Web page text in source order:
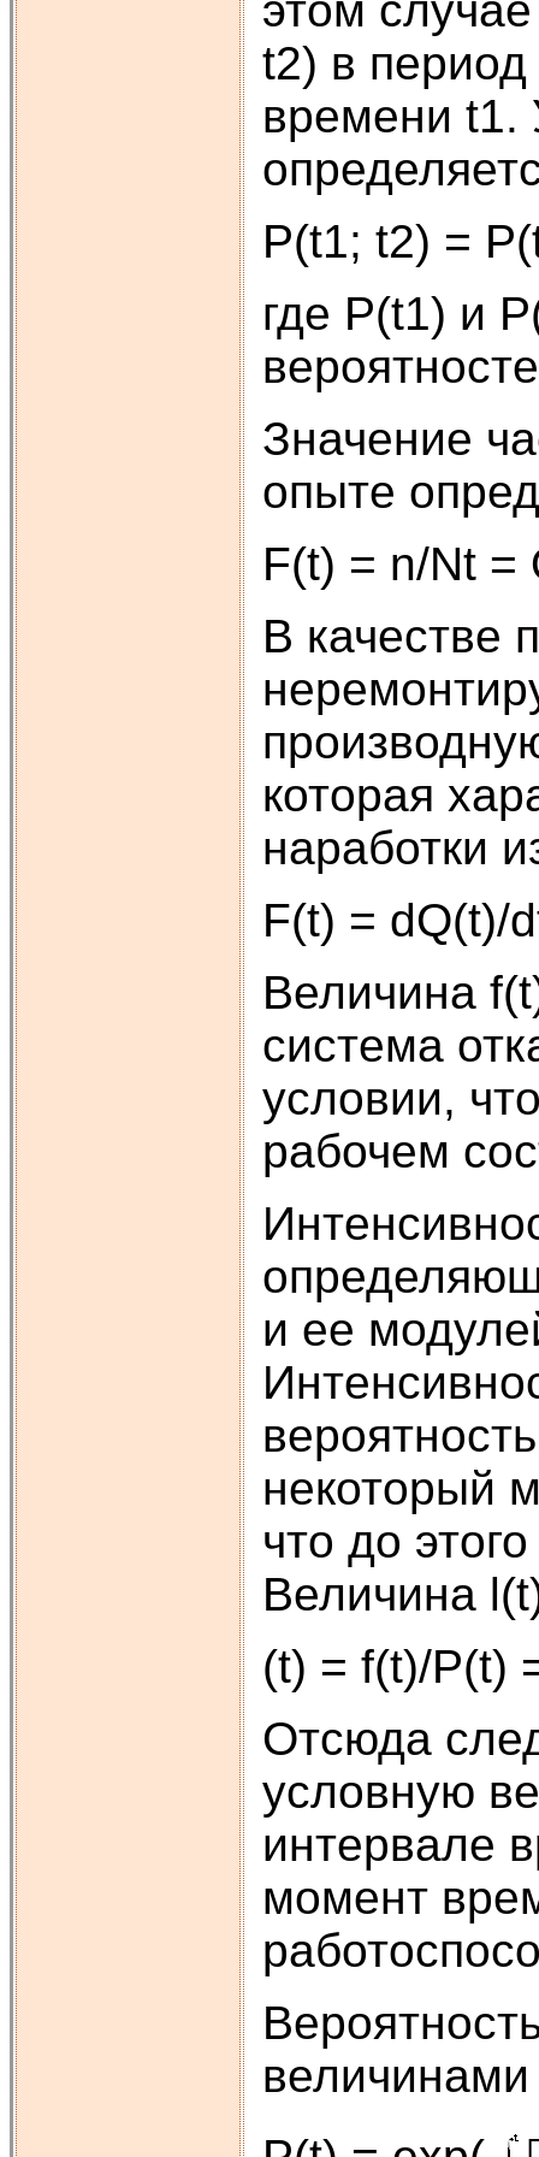
t2) в
времени t1.
P(t1; t2) =
где P(t1) и
Значение
опыте
F(t) = n/Nt =
В качестве
которая
наработки
F(t) = dQ(t)/
Величина
система
условии,
рабочем
и ее
некоторый
что до
Величина
(t) = f(t)/P(t)
Отсюда
условную
интервале
момент